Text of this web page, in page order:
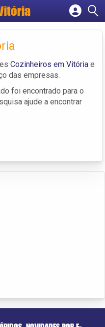
empresa
Cozinheiros em Vitória e
das empresas.
foi encontrado para o
ajude a encontrar